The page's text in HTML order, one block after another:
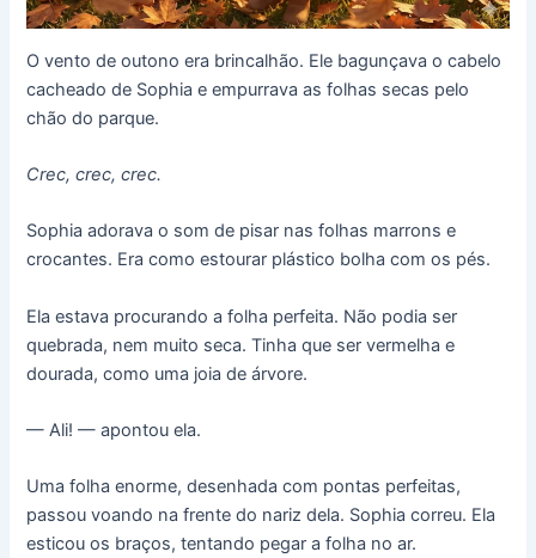
O vento de outono era brincalhão. Ele bagunçava o cabelo
cacheado de Sophia e empurrava as folhas secas pelo
chão do parque.
Crec, crec, crec.
Sophia adorava o som de pisar nas folhas marrons e
crocantes. Era como estourar plástico bolha com os pés.
Ela estava procurando a folha perfeita. Não podia ser
quebrada, nem muito seca. Tinha que ser vermelha e
dourada, como uma joia de árvore.
— Ali! — apontou ela.
Uma folha enorme, desenhada com pontas perfeitas,
passou voando na frente do nariz dela. Sophia correu. Ela
esticou os braços, tentando pegar a folha no ar.